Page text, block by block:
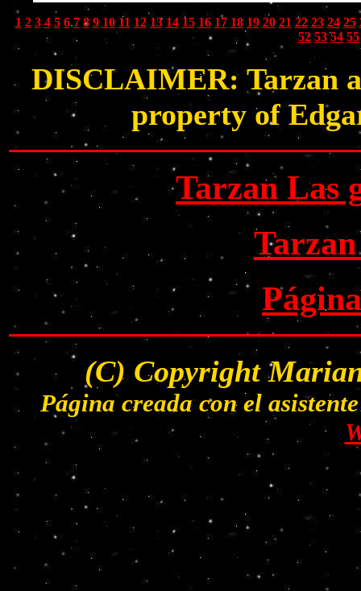
1 2 3 4 5 6 7 8 9 10 11 12 13 14 15 16 17 18 19 20 21 22 23 24 25
52 53 54 55
DISCLAIMER: Tarzan
property of
Tarzan Las
(C) Copyright
Página creada con el